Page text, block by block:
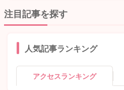
注目記事を探す
人気記事ランキング
アクセスランキング